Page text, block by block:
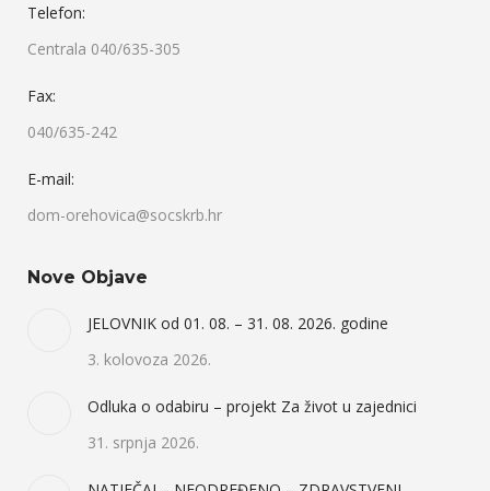
Telefon:
Centrala 040/635-305
Fax:
040/635-242
E-mail:
dom-orehovica@socskrb.hr
Nove Objave
JELOVNIK od 01. 08. – 31. 08. 2026. godine
3. kolovoza 2026.
Odluka o odabiru – projekt Za život u zajednici
31. srpnja 2026.